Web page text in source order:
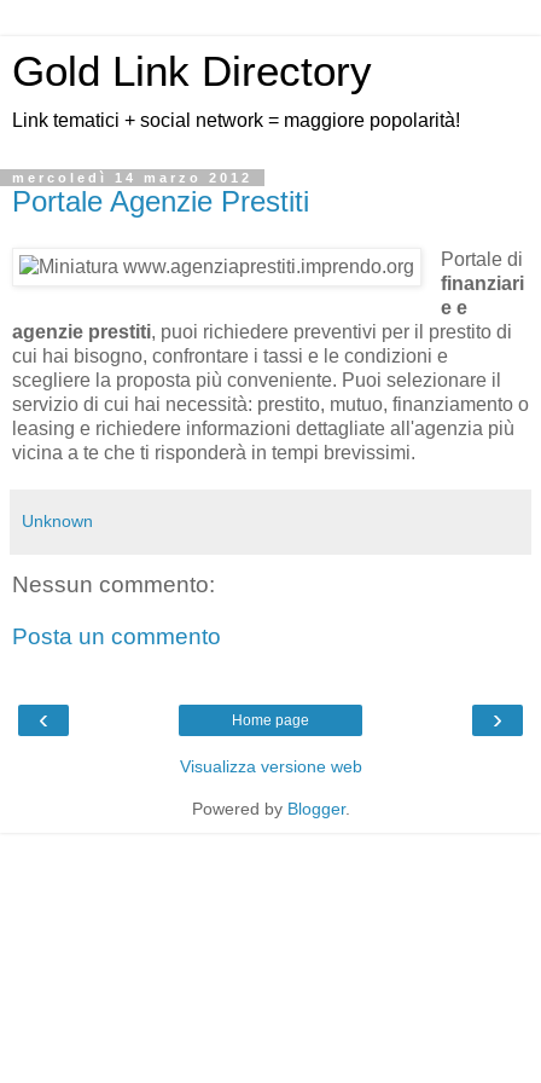
Gold Link Directory
Link tematici + social network = maggiore popolarità!
mercoledì 14 marzo 2012
Portale Agenzie Prestiti
Portale di
finanziari
e e
agenzie prestiti, puoi richiedere preventivi per il prestito di
cui hai bisogno, confrontare i tassi e le condizioni e
scegliere la proposta più conveniente. Puoi selezionare il
servizio di cui hai necessità: prestito, mutuo, finanziamento o
leasing e richiedere informazioni dettagliate all'agenzia più
vicina a te che ti risponderà in tempi brevissimi.
Unknown
Nessun commento:
Posta un commento
‹ ›
Home page
Visualizza versione web
Powered by Blogger.